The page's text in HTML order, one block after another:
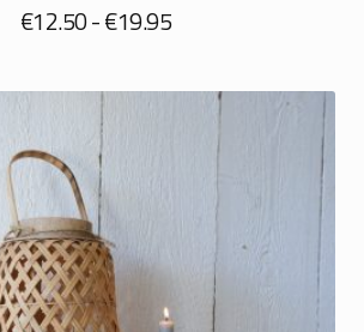
€12.50-€19.95Prijsklasse:
tot